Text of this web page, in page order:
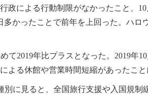
政による行動制限がなかったこと、
かったことで前年を上回った。ハロ
て2019年比プラスとなった。2019年
よる休館や営業時間短縮があったこ
に見ると、全国旅行支援や入国規制